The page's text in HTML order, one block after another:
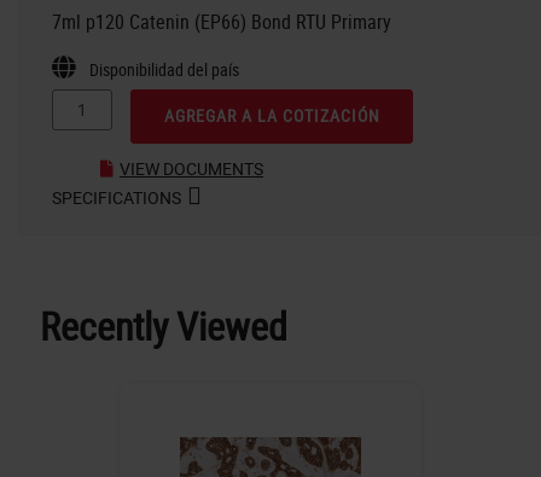
7ml p120 Catenin (EP66) Bond RTU Primary
Disponibilidad del país
AGREGAR A LA COTIZACIÓN
VIEW DOCUMENTS
SPECIFICATIONS
Recently Viewed